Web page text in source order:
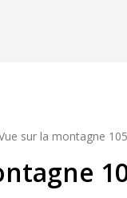
sur la montagne 105